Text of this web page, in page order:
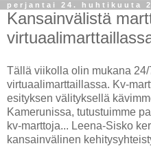
perjantai 24. huhtikuuta
Kansainvälistä
Tällä viikolla olin mukana
virtuaalimarttaillassa. Kv-
esityksen välityksellä
Kamerunissa, tutustuimme
kv-marttoja... Leena-Sisko
kansainvälinen